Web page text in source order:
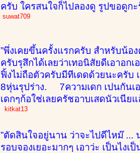
ครับ ใครสนใจก็ไปลองดู รูปขอดูก
suwat709
”พึ่งเคยขึ้นครั้งแรกครับ สำหรับน้
ครับรุสึกได้เลยว่าเทอนิสัยดีเอาอก
ฟิ้งไม่ถือตัวครับมีทีเดดด้วยนะค
8หุ่นรุปร่าง. 7ความเดก เปนกันเ
เดกๆก้อใช่เลยครัชอาบเสดนัวเนี
kitkat13
”ตัดสินใจอยู่นาน ว่าจะไปดีไหม๊ ...
รอบจองเยอะมากๆ เอาว่ะ เป็นไ